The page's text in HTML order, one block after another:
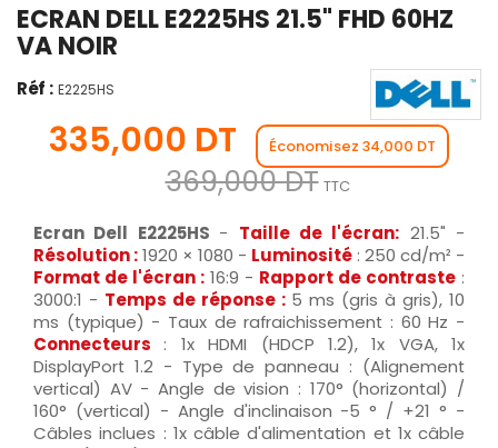
ECRAN DELL E2225HS 21.5" FHD 60HZ
VA NOIR
Réf : E2225HS
335,000 DT Économisez 34,000 DT
369,000 DT TTC
Ecran Dell E2225HS - Taille de l'écran: 21.5" -
Résolution:1920 × 1080 - Luminosité : 250 cd/m² -
Format de l'écran : 16:9 - Rapport de contraste :
3000:1 - Temps de réponse : 5 ms (gris à gris), 10
ms (typique) - Taux de rafraichissement : 60 Hz -
Connecteurs : 1x HDMI (HDCP 1.2), 1x VGA, 1x
DisplayPort 1.2 - Type de panneau : (Alignement
vertical) AV - Angle de vision : 170° (horizontal) /
160° (vertical) - Angle d'inclinaison -5 ° / +21 ° -
Câbles inclues : 1x câble d'alimentation et 1x câble